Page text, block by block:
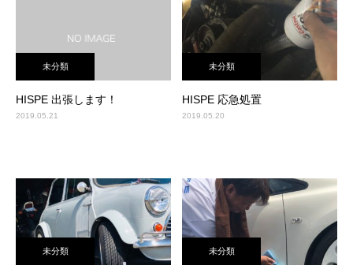
未分類
HISPE 出張します！
2019.05.21
未分類
HISPE 応急処置
2019.05.20
未分類 未分類